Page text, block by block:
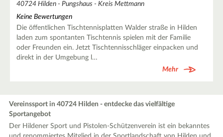
40724 Hilden - Pungshaus - Kreis Mettmann
Keine Bewertungen
Die öffentlichen Tischtennisplatten Walder straße in Hilden
laden zum spontanten Tischtennis spielen mit der Familie
oder Freunden ein. Jetzt Tischtennisschläger einpacken und
direkt in der Umgebung l…
Mehr
Vereinssport in 40724 Hilden - entdecke das vielfältige
Sportangebot
Der Hildener Sport und Pistolen-Schützenverein ist ein bekanntes